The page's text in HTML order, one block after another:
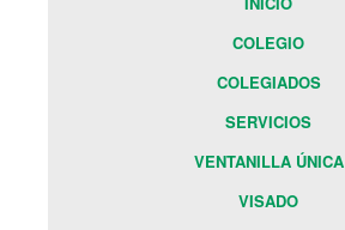
COLEGIO
COLEGIADOS
SERVICIOS
VENTANILLA ÚNICA
VISADO